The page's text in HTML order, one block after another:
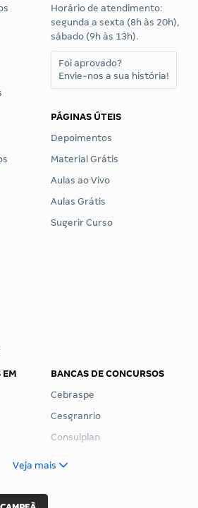
Horário de atendimento:
segunda a sexta (8h às 20h),
sábado (9h às 13h).
Foi aprovado?
Envie-nos a sua história!
PÁGINAS ÚTEIS
Depoimentos
Material Grátis
Aulas ao Vivo
Aulas Grátis
Sugerir Curso
EM
BANCAS DE CONCURSOS
Cebraspe
Cesgranrio
Consulplan
Veja mais